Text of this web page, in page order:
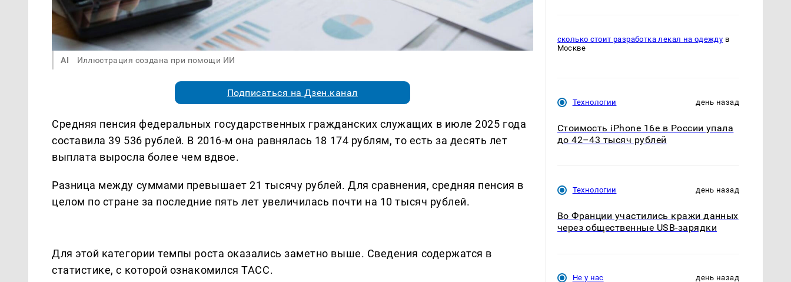
AI Иллюстрация создана при помощи ИИ
Подписаться на Дзен.канал
Средняя пенсия федеральных государственных гражданских служащих в июле 2025 года
составила 39 536 рублей. В 2016-м она равнялась 18 174 рублям, то есть за десять лет
выплата выросла более чем вдвое.
Разница между суммами превышает 21 тысячу рублей. Для сравнения, средняя пенсия в
целом по стране за последние пять лет увеличилась почти на 10 тысяч рублей.
Для этой категории темпы роста оказались заметно выше. Сведения содержатся в
статистике, с которой ознакомился ТАСС.
сколько стоит разработка лекал на одежду в
Москве
Технологии день назад
Стоимость iPhone 16e в России упала
до 42–43 тысяч рублей
Технологии день назад
Во Франции участились кражи данных
через общественные USB-зарядки
Не у нас день назад